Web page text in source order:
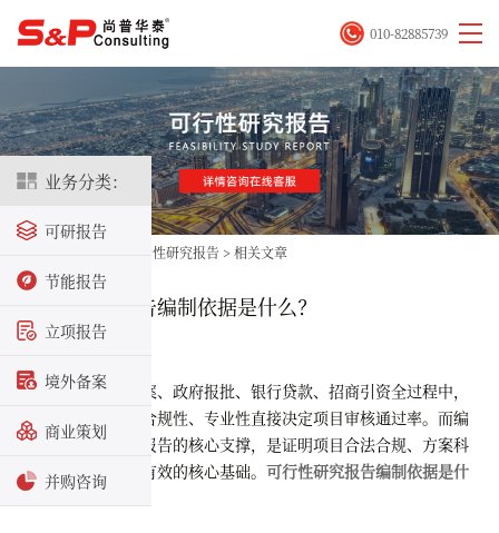
业务分类：
可研报告
节能报告
立项报告
境外备案
商业策划
并购咨询
010-82885739
可行性研究报告 > 相关文章
可行性研究报告编制依据是什么？
2026-07-03
在项目立项备案、政府报批、银行贷款、招商引资全过程中，
可行性研究报告的合规性、专业性直接决定项目审核通过率。而编
制依据是整份可研报告的核心支撑，是证明项目合法合规、方案科
学可行、数据真实有效的核心基础。 可行性研究报告编制依据是什
么？